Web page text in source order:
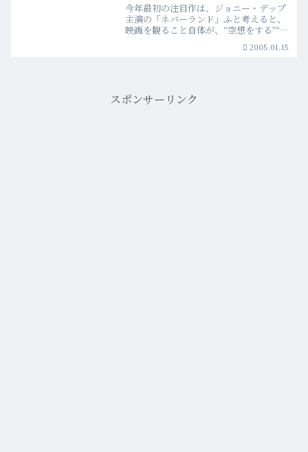
今年最初の注目作は、ジョニー・デップ
主演の「ネバーランド」ふと考えると、
映画を観ること自体が、“空想をする”“イ
メージをする”ということだと思う。映画
の素晴らしさというのはそういうこと
2005.01.15
スポンサーリンク